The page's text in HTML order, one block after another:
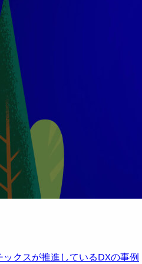
クスが推進しているDXの事例